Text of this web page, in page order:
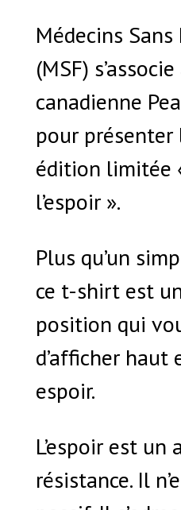
Médecins
(MSF)
canadienne
pour
édition limitée
l’espoir ».
Plus qu’un
ce t-shirt est
position qui
d’afficher
espoir.
L’espoir est un
résistance. Il